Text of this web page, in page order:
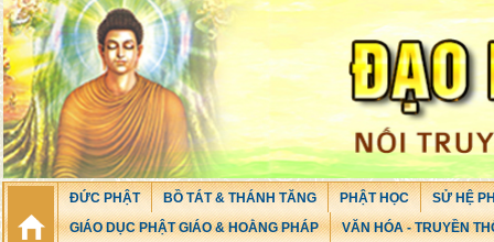
ĐỨC PHẬT BỒ TÁT & THÁNH TĂNG PHẬT HỌC
SỬ HỆ
GIÁO DỤC PHẬT GIÁO & HOẰNG PHÁP
VĂN HÓA - TRUYỀN